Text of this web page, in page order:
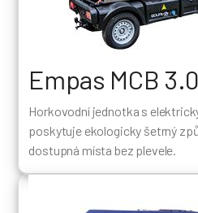
Empas MCB 3.0
Horkovodní jednotka s
poskytuje ekologicky šetrný
dostupná místa bez plevele.